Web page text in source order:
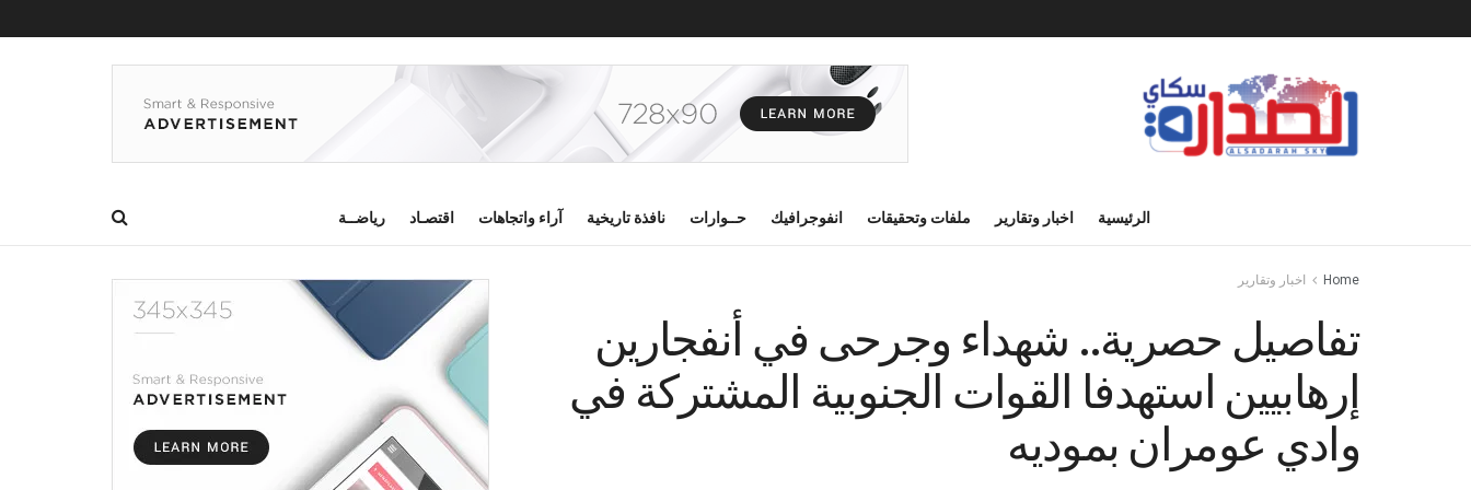
الرئيسية اخبار وتقارير ملفات وتحقيقات انفوجرافيك حــوارات نافذة تاريخية آراء واتجاهات اقتصـاد رياضــة
Home اخبار وتقارير
تفاصيل حصرية.. شهداء وجرحى في أنفجارين
إرهابيين استهدفا القوات الجنوبية المشتركة في
وادي عومران بموديه